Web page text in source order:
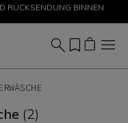
SHOPPEN
RÜCKSENDUNG BINNEN
(2)